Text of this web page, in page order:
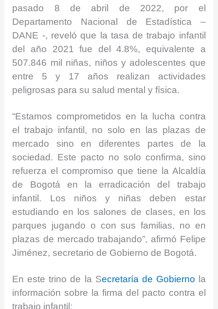
pasado 8 de abril de 2022, por el
Departamento Nacional de Estadística –
DANE -, reveló que la tasa de trabajo infantil
del año 2021 fue del 4.8%, equivalente a
507.846 mil niñas, niños y adolescentes que
entre 5 y 17 años realizan actividades
peligrosas para su salud mental y física.
“Estamos comprometidos en la lucha contra
el trabajo infantil, no solo en las plazas de
mercado sino en diferentes partes de la
sociedad. Este pacto no solo confirma, sino
refuerza el compromiso que tiene la Alcaldía
de Bogotá en la erradicación del trabajo
infantil. Los niños y niñas deben estar
estudiando en los salones de clases, en los
parques jugando o con sus familias, no en
plazas de mercado trabajando”, afirmó Felipe
Jiménez, secretario de Gobierno de Bogotá.
En este trino de la Secretaría de Gobierno
la
información sobre la firma del pacto contra el
trabajo infantil: